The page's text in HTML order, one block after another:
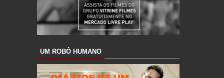
UM ROBÔ HUMANO